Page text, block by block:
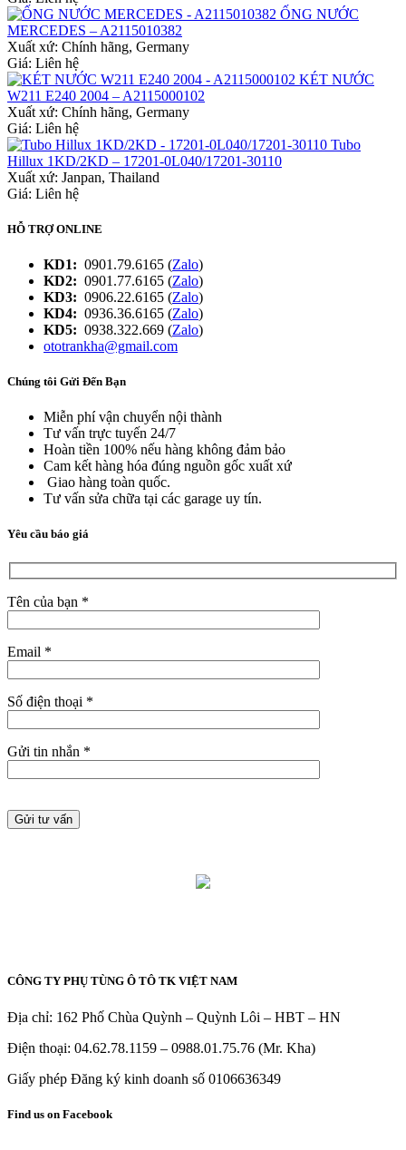
ỐNG NƯỚC
MERCEDES – A2115010382
Xuất xứ: Chính hãng, Germany
Giá: Liên hệ
KÉT NƯỚC
W211 E240 2004 – A2115000102
Xuất xứ: Chính hãng, Germany
Giá: Liên hệ
Tubo
Hillux 1KD/2KD – 17201-0L040/17201-30110
Xuất xứ: Janpan, Thailand
Giá: Liên hệ
HỖ TRỢ ONLINE
KD1: 0901.79.6165 (Zalo)
KD2: 0901.77.6165 (Zalo)
KD3: 0906.22.6165 (Zalo)
KD4: 0936.36.6165 (Zalo)
KD5: 0938.322.669 (Zalo)
ototrankha@gmail.com
Chúng tôi Gửi Đến Bạn
Miễn phí vận chuyển nội thành
Tư vấn trực tuyến 24/7
Hoàn tiền 100% nếu hàng không đảm bảo
Cam kết hàng hóa đúng nguồn gốc xuất xứ
Giao hàng toàn quốc.
Tư vấn sửa chữa tại các garage uy tín.
Yêu cầu báo giá
Tên của bạn *
Email *
Số điện thoại *
Gửi tin nhắn *
CÔNG TY PHỤ TÙNG Ô TÔ TK VIỆT NAM
Địa chỉ: 162 Phố Chùa Quỳnh – Quỳnh Lôi – HBT – HN
Điện thoại: 04.62.78.1159 – 0988.01.75.76 (Mr. Kha)
Giấy phép Đăng ký kinh doanh số 0106636349
Find us on Facebook